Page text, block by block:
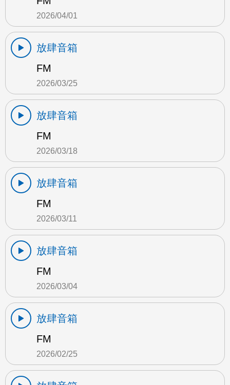
2026/04/01
放肆音箱
FM
2026/03/25
放肆音箱
FM
2026/03/18
放肆音箱
FM
2026/03/11
放肆音箱
FM
2026/03/04
放肆音箱
FM
2026/02/25